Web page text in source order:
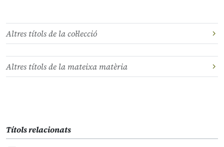
Altres títols de la col·lecció
Altres títols de la mateixa matèria
Títols relacionats